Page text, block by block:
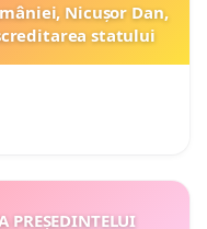
Nicușor Dan,
statului
PREȘEDINTELUI